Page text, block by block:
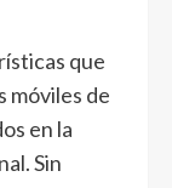
que
móviles de
en la
Sin